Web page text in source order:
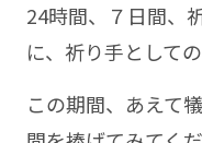
24時間、７日間、
に、祈り手として
この期間、あえて